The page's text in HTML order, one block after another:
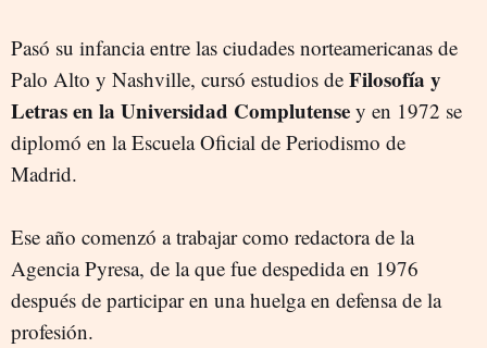
Pasó su infancia entre las ciudades norteamericanas de
Palo Alto y Nashville, cursó estudios de Filosofía y
Letras en la Universidad Complutense y en 1972 se
diplomó en la Escuela Oficial de Periodismo de
Madrid.
Ese año comenzó a trabajar como redactora de la
Agencia Pyresa, de la que fue despedida en 1976
después de participar en una huelga en defensa de la
profesión.